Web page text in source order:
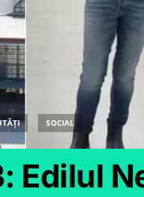
SOCIAL
Edilul